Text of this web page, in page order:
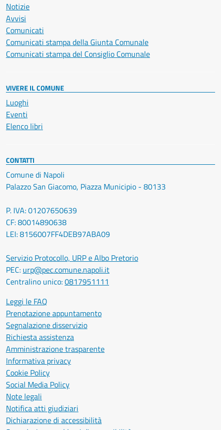
Notizie
Avvisi
Comunicati
Comunicati stampa della Giunta Comunale
Comunicati stampa del Consiglio Comunale
VIVERE IL COMUNE
Luoghi
Eventi
Elenco libri
CONTATTI
Comune di Napoli
Palazzo San Giacomo, Piazza Municipio - 80133
P. IVA: 01207650639
CF: 80014890638
LEI: 8156007FF4DEB97ABA09
Servizio Protocollo, URP e Albo Pretorio
PEC: urp@pec.comune.napoli.it
Centralino unico:0817951111
Leggi le FAQ
Prenotazione appuntamento
Segnalazione disservizio
Richiesta assistenza
Amministrazione trasparente
Informativa privacy
Cookie Policy
Social Media Policy
Note legali
Notifica atti giudiziari
Dichiarazione di accessibilità